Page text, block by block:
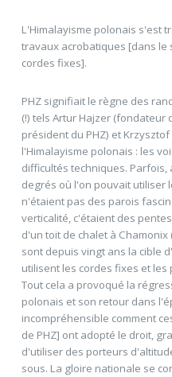
L'Himalayisme polonais s'est
travaux acrobatiques [dans le
cordes fixes].
PHZ signifiait le règne des
(!) tels Artur Hajzer (fondateur
président du PHZ) et
l'Himalayisme polonais : les
difficultés techniques.
degrés où l'on pouvait utiliser
n'étaient pas des parois
verticalité, c'étaient des
d'un toit de chalet à Chamonix
sont depuis vingt ans la cible
utilisent les cordes fixes et
Tout cela a provoqué la
polonais et son retour dans
incompréhensible comment
de PHZ] ont adopté le droit,
d'utiliser des porteurs
sous. La gloire nationale se